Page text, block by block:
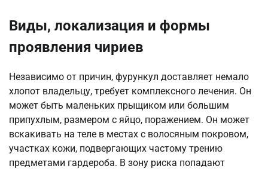
Виды, локализация и формы
проявления чириев
Независимо от причин, фурункул доставляет немало
хлопот владельцу, требует комплексного лечения. Он
может быть маленьких прыщиком или большим
припухлым, размером с яйцо, поражением. Он может
вскакивать на теле в местах с волосяным покровом,
участках кожи, подвергающих частому трению
предметами гардероба. В зону риска попадают